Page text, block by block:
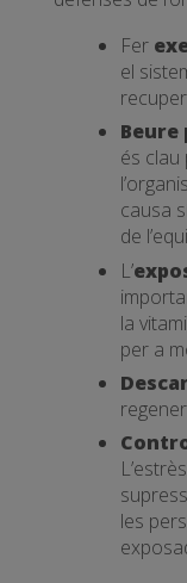
Fer
el
Beure
és
causa
de
L’
la
per a
les